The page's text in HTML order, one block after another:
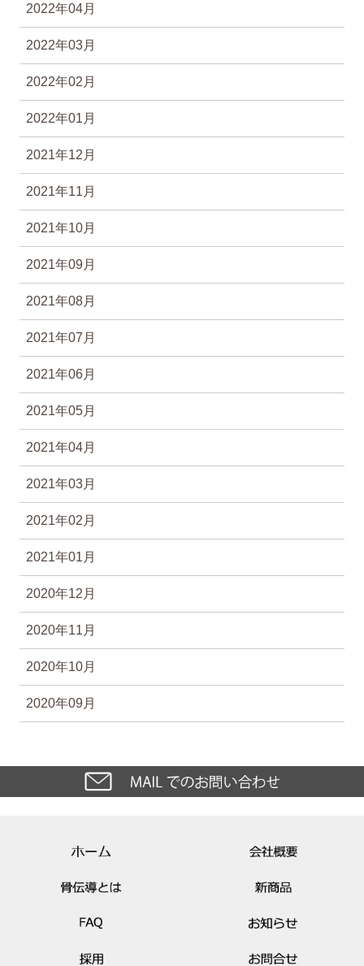
2022年04月
2022年03月
2022年02月
2022年01月
2021年12月
2021年11月
2021年10月
2021年09月
2021年08月
2021年07月
2021年06月
2021年05月
2021年04月
2021年03月
2021年02月
2021年01月
2020年12月
2020年11月
2020年10月
2020年09月